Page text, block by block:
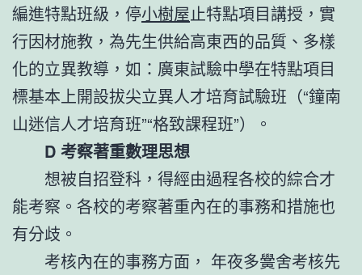
編進特點班級，停小樹屋止特點項目講授，實
行因材施教，為先生供給高東西的品質、多樣
化的立異教導，如：廣東試驗中學在特點項目
標基本上開設拔尖立異人才培育試驗班（“鐘南
山迷信人才培育班”“格致課程班”）。
D 考察著重數理思想
想被自招登科，得經由過程各校的綜合才
能考察。各校的考察著重內在的事務和措施也
有分歧。
考核內在的事務方面， 年夜多黌舍考核先